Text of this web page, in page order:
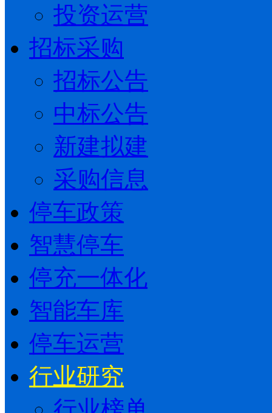
投资运营
招标采购
招标公告
中标公告
新建拟建
采购信息
停车政策
智慧停车
停充一体化
智能车库
停车运营
行业研究